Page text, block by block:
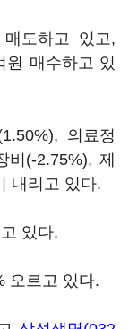
도하고 있고,
원 매수하고 있
의료정
(-2.75%), 제
내리고 있다.
있다.
오르고 있다.